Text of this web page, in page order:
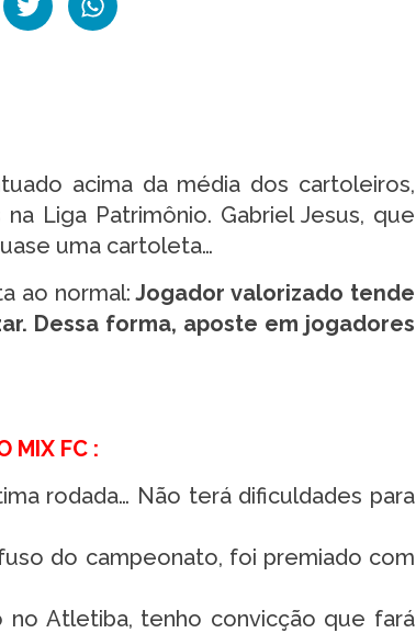
acima da média dos cartoleiros,
Liga Patrimônio. Gabriel Jesus, que
uma cartoleta…
ao normal: Jogador valorizado tende
Dessa forma, aposte em jogadores
MIX FC :
rodada… Não terá dificuldades para
do campeonato, foi premiado com
Atletiba, tenho convicção que fará